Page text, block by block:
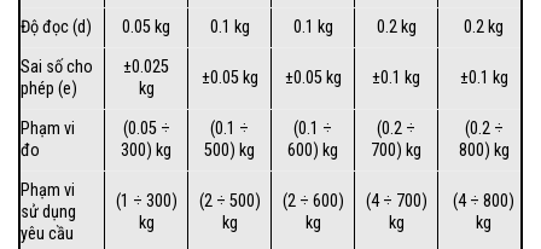
Độ đọc (d) 0.05 kg 0.1 kg 0.1 kg 0.2 kg
0.2 kg
Sai số cho
phép (e)
±0.025
kg
±0.05 kg ±0.05 kg ±0.1 kg ±0.1 kg
Phạm vi
đo
(0.05 ÷
300) kg
(0.1 ÷
500) kg
(0.1 ÷
600) kg
(0.2 ÷
700) kg
(0.2 ÷
800) kg
Phạm vi
sử dụng
yêu cầu
(1 ÷ 300)
kg
(2 ÷ 500)
kg
(2 ÷ 600)
kg
(4 ÷ 700)
kg
(4 ÷ 800)
kg